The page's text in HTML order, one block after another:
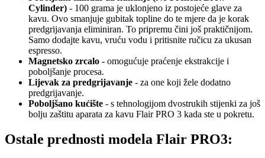
Cylinder) - 100 grama je uklonjeno iz postojeće glave za
kavu. Ovo smanjuje gubitak topline do te mjere da je korak
predgrijavanja eliminiran. To pripremu čini još praktičnijom.
Samo dodajte kavu, vruću vodu i pritisnite ručicu za ukusan
espresso.
Magnetsko zrcalo - omogućuje praćenje ekstrakcije i
poboljšanje procesa.
Lijevak za predgrijavanje - za one koji žele dodatno
predgrijavanje.
Poboljšano kućište - s tehnologijom dvostrukih stijenki za još
bolju zaštitu aparata za kavu Flair PRO 3 kada ste u pokretu.
Ostale prednosti modela Flair PRO3: